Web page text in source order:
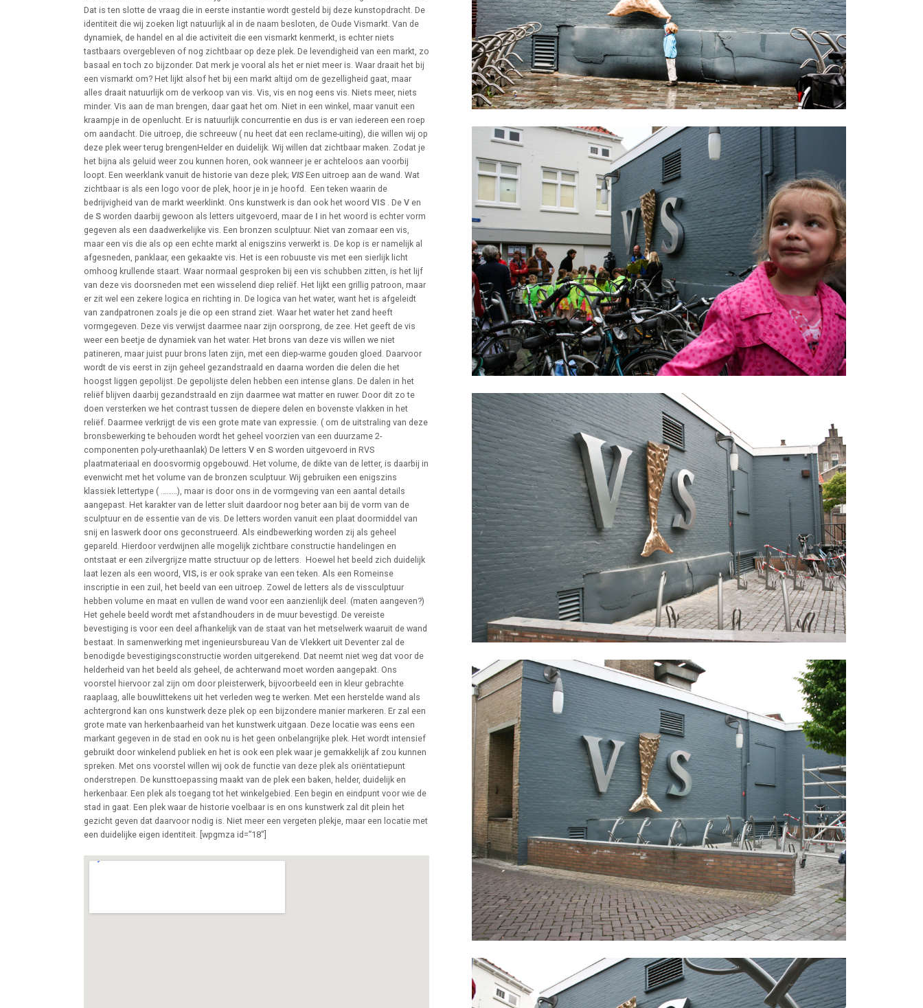
Dat is ten slotte de vraag die in eerste instantie wordt gesteld bij deze kunstopdracht. De
identiteit die wij zoeken ligt natuurlijk al in de naam besloten, de Oude Vismarkt. Van de
dynamiek, de handel en al die activiteit die een vismarkt kenmerkt, is echter niets
tastbaars overgebleven of nog zichtbaar op deze plek. De levendigheid van een markt, zo
basaal en toch zo bijzonder. Dat merk je vooral als het er niet meer is. Waar draait het bij
een vismarkt om? Het lijkt alsof het bij een markt altijd om de gezelligheid gaat, maar
alles draait natuurlijk om de verkoop van vis. Vis, vis en nog eens vis. Niets meer, niets
minder. Vis aan de man brengen, daar gaat het om. Niet in een winkel, maar vanuit een
kraampje in de openlucht. Er is natuurlijk concurrentie en dus is er van iedereen een roep
om aandacht. Die uitroep, die schreeuw ( nu heet dat een reclame-uiting), die willen wij op
deze plek weer terug brengenHelder en duidelijk. Wij willen dat zichtbaar maken. Zodat je
het bijna als geluid weer zou kunnen horen, ook wanneer je er achteloos aan voorbij
loopt. Een weerklank vanuit de historie van deze plek; VISEen uitroep aan de wand. Wat
zichtbaar is als een logo voor de plek, hoor je in je hoofd. Een teken waarin de
bedrijvigheid van de markt weerklinkt. Ons kunstwerk is dan ook het woord VIS . De V en
de S worden daarbij gewoon als letters uitgevoerd, maar de I in het woord is echter vorm
gegeven als een daadwerkelijke vis. Een bronzen sculptuur. Niet van zomaar een vis,
maar een vis die als op een echte markt al enigszins verwerkt is. De kop is er namelijk al
afgesneden, panklaar, een gekaakte vis. Het is een robuuste vis met een sierlijk licht
omhoog krullende staart. Waar normaal gesproken bij een vis schubben zitten, is het lijf
van deze vis doorsneden met een wisselend diep reliëf. Het lijkt een grillig patroon, maar
er zit wel een zekere logica en richting in. De logica van het water, want het is afgeleidt
van zandpatronen zoals je die op een strand ziet. Waar het water het zand heeft
vormgegeven. Deze vis verwijst daarmee naar zijn oorsprong, de zee. Het geeft de vis
weer een beetje de dynamiek van het water. Het brons van deze vis willen we niet
patineren, maar juist puur brons laten zijn, met een diep-warme gouden gloed. Daarvoor
wordt de vis eerst in zijn geheel gezandstraald en daarna worden die delen die het
hoogst liggen gepolijst. De gepolijste delen hebben een intense glans. De dalen in het
reliëf blijven daarbij gezandstraald en zijn daarmee wat matter en ruwer. Door dit zo te
doen versterken we het contrast tussen de diepere delen en bovenste vlakken in het
reliëf. Daarmee verkrijgt de vis een grote mate van expressie. ( om de uitstraling van deze
bronsbewerking te behouden wordt het geheel voorzien van een duurzame 2-
componenten poly-urethaanlak) De letters V en S worden uitgevoerd in RVS
plaatmateriaal en doosvormig opgebouwd. Het volume, de dikte van de letter, is daarbij in
evenwicht met het volume van de bronzen sculptuur. Wij gebruiken een enigszins
klassiek lettertype ( ………), maar is door ons in de vormgeving van een aantal details
aangepast. Het karakter van de letter sluit daardoor nog beter aan bij de vorm van de
sculptuur en de essentie van de vis. De letters worden vanuit een plaat doormiddel van
snij en laswerk door ons geconstrueerd. Als eindbewerking worden zij als geheel
gepareld. Hierdoor verdwijnen alle mogelijk zichtbare constructie handelingen en
ontstaat er een zilvergrijze matte structuur op de letters. Hoewel het beeld zich duidelijk
laat lezen als een woord, VIS, is er ook sprake van een teken. Als een Romeinse
inscriptie in een zuil, het beeld van een uitroep. Zowel de letters als de vissculptuur
hebben volume en maat en vullen de wand voor een aanzienlijk deel. (maten aangeven?)
Het gehele beeld wordt met afstandhouders in de muur bevestigd. De vereiste
bevestiging is voor een deel afhankelijk van de staat van het metselwerk waaruit de wand
bestaat. In samenwerking met ingenieursbureau Van de Vlekkert uit Deventer zal de
benodigde bevestigingsconstructie worden uitgerekend. Dat neemt niet weg dat voor de
helderheid van het beeld als geheel, de achterwand moet worden aangepakt. Ons
voorstel hiervoor zal zijn om door pleisterwerk, bijvoorbeeld een in kleur gebrachte
raaplaag, alle bouwlittekens uit het verleden weg te werken. Met een herstelde wand als
achtergrond kan ons kunstwerk deze plek op een bijzondere manier markeren. Er zal een
grote mate van herkenbaarheid van het kunstwerk uitgaan. Deze locatie was eens een
markant gegeven in de stad en ook nu is het geen onbelangrijke plek. Het wordt intensief
gebruikt door winkelend publiek en het is ook een plek waar je gemakkelijk af zou kunnen
spreken. Met ons voorstel willen wij ook de functie van deze plek als oriëntatiepunt
onderstrepen. De kunsttoepassing maakt van de plek een baken, helder, duidelijk en
herkenbaar. Een plek als toegang tot het winkelgebied. Een begin en eindpunt voor wie de
stad in gaat. Een plek waar de historie voelbaar is en ons kunstwerk zal dit plein het
gezicht geven dat daarvoor nodig is. Niet meer een vergeten plekje, maar een locatie met
een duidelijke eigen identiteit. [wpgmza id=”18″]